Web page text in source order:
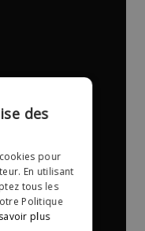
des
pour
En utilisant
tous les
Politique
plus